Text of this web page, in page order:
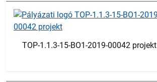
TOP-1.1.3-15-BO1-2019-00042 projekt